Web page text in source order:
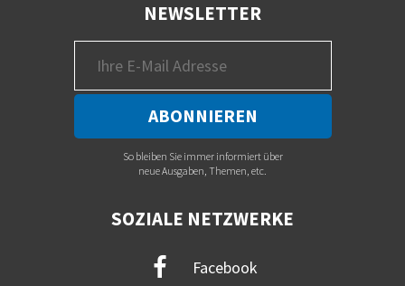
NEWSLETTER
So bleiben Sie immer informiert über
neue Ausgaben, Themen, etc.
SOZIALE NETZWERKE
Facebook